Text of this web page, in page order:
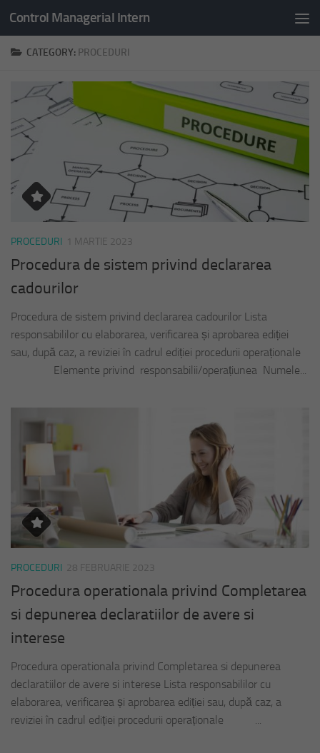
Skip to content
Control Managerial Intern
CATEGORY: PROCEDURI
PROCEDURI 1 MARTIE 2023
Procedura de sistem privind declararea
cadourilor
Procedura de sistem privind declararea cadourilor Lista
responsabililor cu elaborarea, verificarea și aprobarea ediției
sau, după caz, a reviziei în cadrul ediției procedurii operaționale
Elemente privind responsabilii/operațiunea Numele...
PROCEDURI 28 FEBRUARIE 2023
Procedura operationala privind Completarea
si depunerea declaratiilor de avere si
interese
Procedura operationala privind Completarea si depunerea
declaratiilor de avere si interese Lista responsabililor cu
elaborarea, verificarea și aprobarea ediției sau, după caz, a
reviziei în cadrul ediției procedurii operaționale ...